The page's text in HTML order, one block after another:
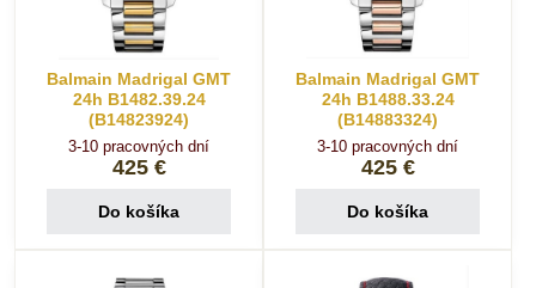
Balmain Madrigal GMT
24h B1482.39.24
(B14823924)
3-10 pracovných dní
425 €
Do košíka
Balmain Madrigal GMT
24h B1488.33.24
(B14883324)
3-10 pracovných dní
425 €
Do košíka